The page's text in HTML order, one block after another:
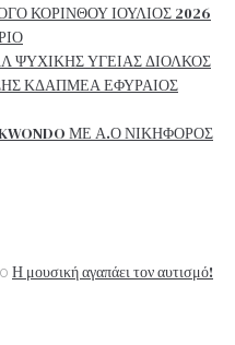
ΚΟΡΙΝΘΟΥ ΙΟΥΛΙΟΣ 2026
ΨΥΧΙΚΗΣ ΥΓΕΙΑΣ ΔΙΟΛΚΟΣ
ΚΔΑΠΜΕΑ ΕΦΥΡΑΙΟΣ
ΜΕ Α.Ο ΝΙΚΗΦΟΡΟΣ
Η μουσική αγαπάει τον αυτισμό!